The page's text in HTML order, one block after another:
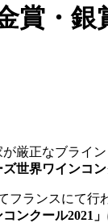
賞・銀
厳正なブライ
ズ世界ワインコン
フランスにて行
ンクール2021」